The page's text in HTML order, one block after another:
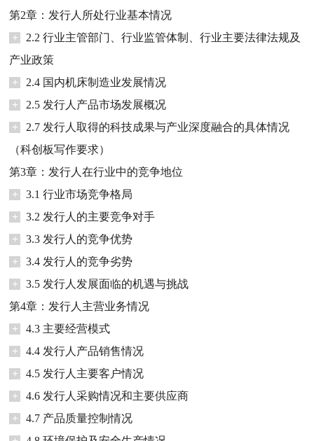
第2章：发行人所处行业基本情况
+
2.2 行业主管部门、行业监管体制、行业主要法律法规及
产业政策
+
2.4 国内机床制造业发展情况
+
2.5 发行人产品市场发展概况
+
2.7 发行人取得的科技成果与产业深度融合的具体情况
（科创板写作要求）
第3章：发行人在行业中的竞争地位
+
3.1 行业市场竞争格局
+
3.2 发行人的主要竞争对手
+
3.3 发行人的竞争优势
+
3.4 发行人的竞争劣势
+
3.5 发行人发展面临的机遇与挑战
第4章：发行人主营业务情况
+
4.3 主要经营模式
+
4.4 发行人产品销售情况
+
4.5 发行人主要客户情况
+
4.6 发行人采购情况和主要供应商
+
4.7 产品质量控制情况